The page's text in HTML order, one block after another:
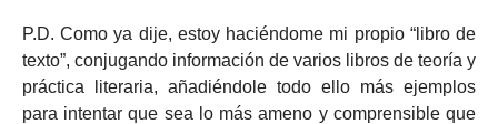
P.D. Como ya dije, estoy haciéndome mi propio “libro de
texto”, conjugando información de varios libros de teoría y
práctica literaria, añadiéndole todo ello más ejemplos
para intentar que sea lo más ameno y comprensible que